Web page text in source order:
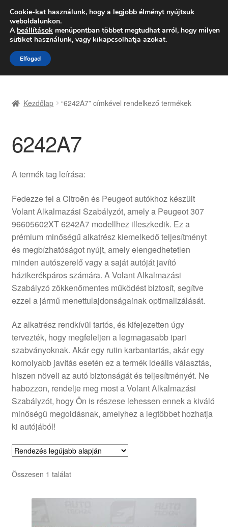
SZÁLLÍTÁS 2618 Ft-tól
Hétfő-Péntek 9:00–16:0006 80 088 054
Ugrás
a
navigációhoz
Kilépés
a
tartalomba
Adatvédelmi irányelvek
Felhasználási feltételek
Panasz
Panaszkezelési szabályzat
Pénztár
Rólunk
Saját fiókom
Szállítás
Szállítás világszerte
Szekér
Kezdőlap “6242A7” címkével rendelkező termékek
6242A7
A termék tag leírása:
Fedezze fel a Citroën és Peugeot autókhoz készült
Volant Alkalmazási Szabályzót, amely a Peugeot 307
96605602XT 6242A7 modellhez illeszkedik. Ez a
prémium minőségű alkatrész kiemelkedő teljesítményt
és megbízhatóságot nyújt, amely elengedhetetlen
minden autószerelő vagy a saját autóját javító
házikerékpáros számára. A Volant Alkalmazási
Szabályzó zökkenőmentes működést biztosít, segítve
ezzel a jármű menettulajdonságainak optimalizálását.
Az alkatrész rendkívül tartós, és kifejezetten úgy
tervezték, hogy megfeleljen a legmagasabb ipari
szabványoknak. Akár egy rutin karbantartás, akár egy
komolyabb javítás esetén ez a termék ideális választás,
hiszen növeli az autó biztonságát és teljesítményét. Ne
habozzon, rendelje meg most a Volant Alkalmazási
Szabályzót, hogy Ön is részese lehessen ennek a kiváló
minőségű megoldásnak, amelyhez a legtöbbet hozhatja
ki autójából!
Összesen 1 találat
Cookie-kat használunk, hogy a legjobb élményt nyújtsuk
weboldalunkon.
A beállítások menüpontban többet megtudhat arról, hogy milyen
sütiket használunk, vagy kikapcsolhatja azokat.
Elfogad